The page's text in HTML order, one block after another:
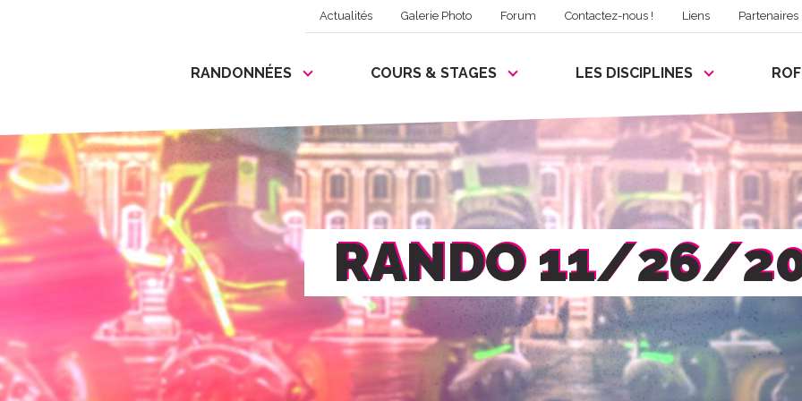
RANDONNÉES COURS & STAGES LES DISCIPLINES
Actualités Galerie Photo Forum Contactez-nous ! Liens Partenaires
RANDO 11/26/